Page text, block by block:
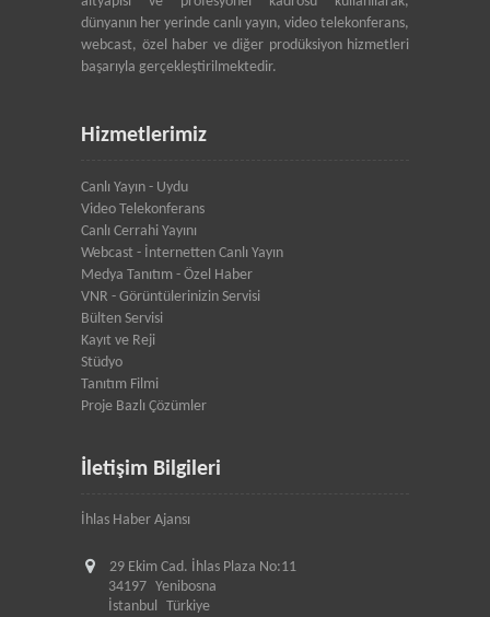
dünyanın her yerinde canlı yayın, video telekonferans,
webcast, özel haber ve diğer prodüksiyon hizmetleri
başarıyla gerçekleştirilmektedir.
Hizmetlerimiz
Canlı Yayın - Uydu
Video Telekonferans
Canlı Cerrahi Yayını
Webcast - İnternetten Canlı Yayın
Medya Tanıtım - Özel Haber
VNR - Görüntülerinizin Servisi
Bülten Servisi
Kayıt ve Reji
Stüdyo
Tanıtım Filmi
Proje Bazlı Çözümler
İletişim Bilgileri
İhlas Haber Ajansı
29 Ekim Cad. İhlas Plaza No:11
34197 Yenibosna
İstanbul
Türkiye